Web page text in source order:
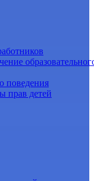
поведения
прав детей